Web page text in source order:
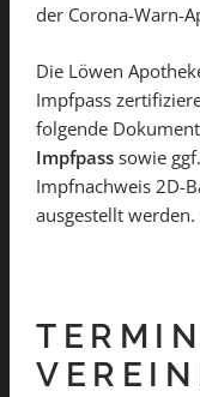
der Corona-Warn-
Die Löwen
Impfpass
folgende
Impfpass sowie
Impfnachweis 2D-
ausgestellt werden.
TERMIN